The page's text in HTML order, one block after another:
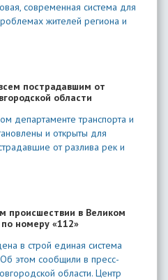
современная система для
жителей региона и
пострадавшим от
области
департаменте транспорта и
и открыты для
от разлива рек и
происшествии в Великом
номеру «112»
в строй единая система
этом сообщили в пресс-
области. Центр